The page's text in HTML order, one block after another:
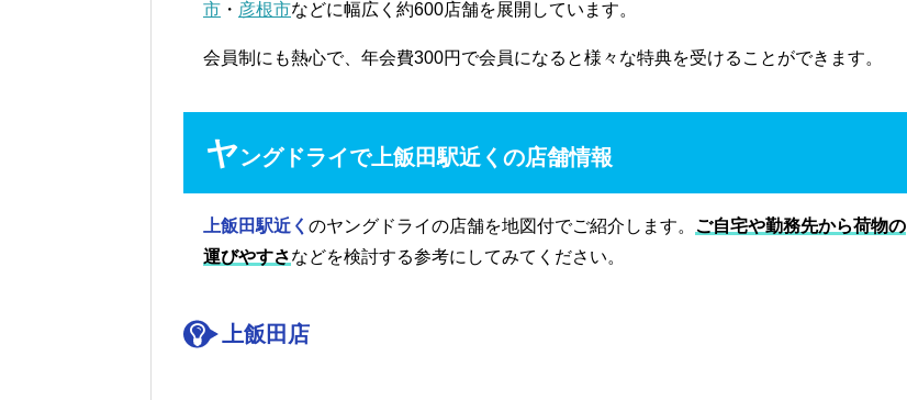
市 ・ 彦根市などに幅広く約600店舗を展開しています。
会員制にも熱心で、年会費300円で会員になると様々な特典を受けることができます。
ヤングドライで上飯田駅近くの店舗情報
上飯田駅近く のヤングドライの店舗を地図付でご紹介します。 ご自宅や勤務先から荷物の
運びやすさなどを検討する参考にしてみてください。
上飯田店